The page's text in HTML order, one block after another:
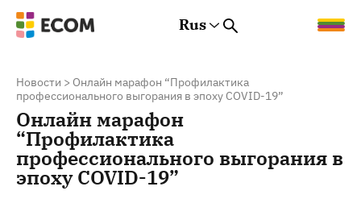
Rus
Новости > Онлайн марафон “Профилактика
профессионального выгорания в эпоху COVID-19”
Онлайн марафон
“Профилактика
профессионального выгорания в
эпоху COVID-19”